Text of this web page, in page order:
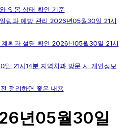
잇몸 상태 확인 기준
링과 예방 관리 2026년05월30일 21시
계획과 설명 확인 2026년05월30일 21시
21시14분 지역치과 방문 시 개인정보
정리하면 좋은 내용
년05월30일